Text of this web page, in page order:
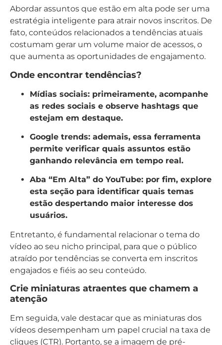
Abordar assuntos que estão em alta pode ser uma
estratégia inteligente para atrair novos inscritos. De
fato, conteúdos relacionados a tendências atuais
costumam gerar um volume maior de acessos, o
que aumenta as oportunidades de engajamento.
Onde encontrar tendências?
Mídias sociais: primeiramente, acompanhe
as redes sociais e observe hashtags que
estejam em destaque.
Google trends: ademais, essa ferramenta
permite verificar quais assuntos estão
ganhando relevância em tempo real.
Aba “Em Alta” do YouTube: por fim, explore
esta seção para identificar quais temas
estão despertando maior interesse dos
usuários.
Entretanto, é fundamental relacionar o tema do
vídeo ao seu nicho principal, para que o público
atraído por tendências se converta em inscritos
engajados e fiéis ao seu conteúdo.
Crie miniaturas atraentes que chamem a
atenção
Em seguida, vale destacar que as miniaturas dos
vídeos desempenham um papel crucial na taxa de
cliques (CTR). Portanto, se a imagem de pré-